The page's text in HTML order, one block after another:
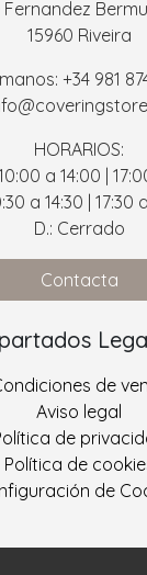
15960 Riveira
+34 981
HORARIOS:
a 14:00 |
a 14:30 | 17:30
D.: Cerrado
Contacta
de
Aviso legal
de
Política de
de